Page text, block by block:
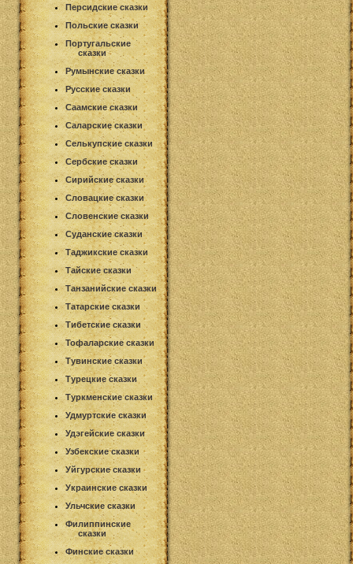
Персидские сказки
Польские сказки
Португальские
сказки
Румынские сказки
Русские сказки
Саамские сказки
Саларские сказки
Селькупские сказки
Сербские сказки
Сирийские сказки
Словацкие сказки
Словенские сказки
Суданские сказки
Таджикские сказки
Тайские сказки
Танзанийские сказки
Татарские сказки
Тибетские сказки
Тофаларские сказки
Тувинские сказки
Турецкие сказки
Туркменские сказки
Удмуртские сказки
Удэгейские сказки
Узбекские сказки
Уйгурские сказки
Украинские сказки
Ульчские сказки
Филиппинские
сказки
Финские сказки